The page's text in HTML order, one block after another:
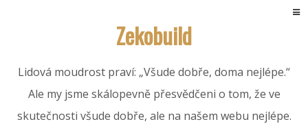
Zekobuild
Lidová moudrost praví: „Všude dobře, doma nejlépe.“
Ale my jsme skálopevně přesvědčeni o tom, že ve
skutečnosti všude dobře, ale na našem webu nejlépe.